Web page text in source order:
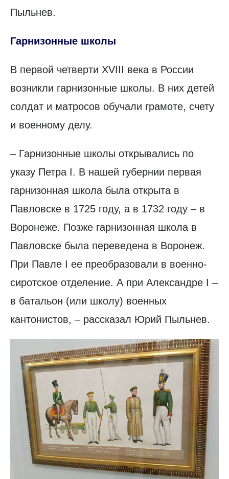
Пыльнев.
Гарнизонные школы
В первой четверти XVIII века в России
возникли гарнизонные школы. В них детей
солдат и матросов обучали грамоте, счету
и военному делу.
– Гарнизонные школы открывались по
указу Петра I. В нашей губернии первая
гарнизонная школа была открыта в
Павловске в 1725 году, а в 1732 году – в
Воронеже. Позже гарнизонная школа в
Павловске была переведена в Воронеж.
При Павле I ее преобразовали в военно-
сиротское отделение. А при Александре I –
в батальон (или школу) военных
кантонистов, – рассказал Юрий Пыльнев.